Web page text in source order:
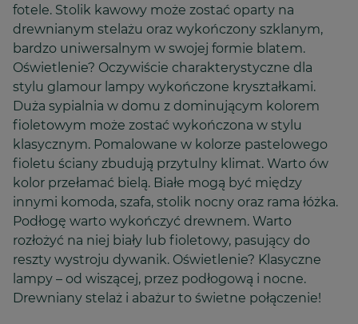
fotele. Stolik kawowy może zostać oparty na
drewnianym stelażu oraz wykończony szklanym,
bardzo uniwersalnym w swojej formie blatem.
Oświetlenie? Oczywiście charakterystyczne dla
stylu glamour lampy wykończone kryształkami.
Duża sypialnia w domu z dominującym kolorem
fioletowym może zostać wykończona w stylu
klasycznym. Pomalowane w kolorze pastelowego
fioletu ściany zbudują przytulny klimat. Warto ów
kolor przełamać bielą. Białe mogą być między
innymi komoda, szafa, stolik nocny oraz rama łóżka.
Podłogę warto wykończyć drewnem. Warto
rozłożyć na niej biały lub fioletowy, pasujący do
reszty wystroju dywanik. Oświetlenie? Klasyczne
lampy – od wiszącej, przez podłogową i nocne.
Drewniany stelaż i abażur to świetne połączenie!